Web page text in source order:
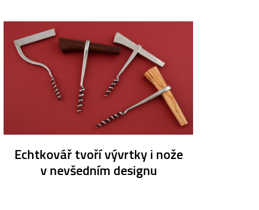
Echtkovář tvoří vývrtky i nože
v nevšedním designu